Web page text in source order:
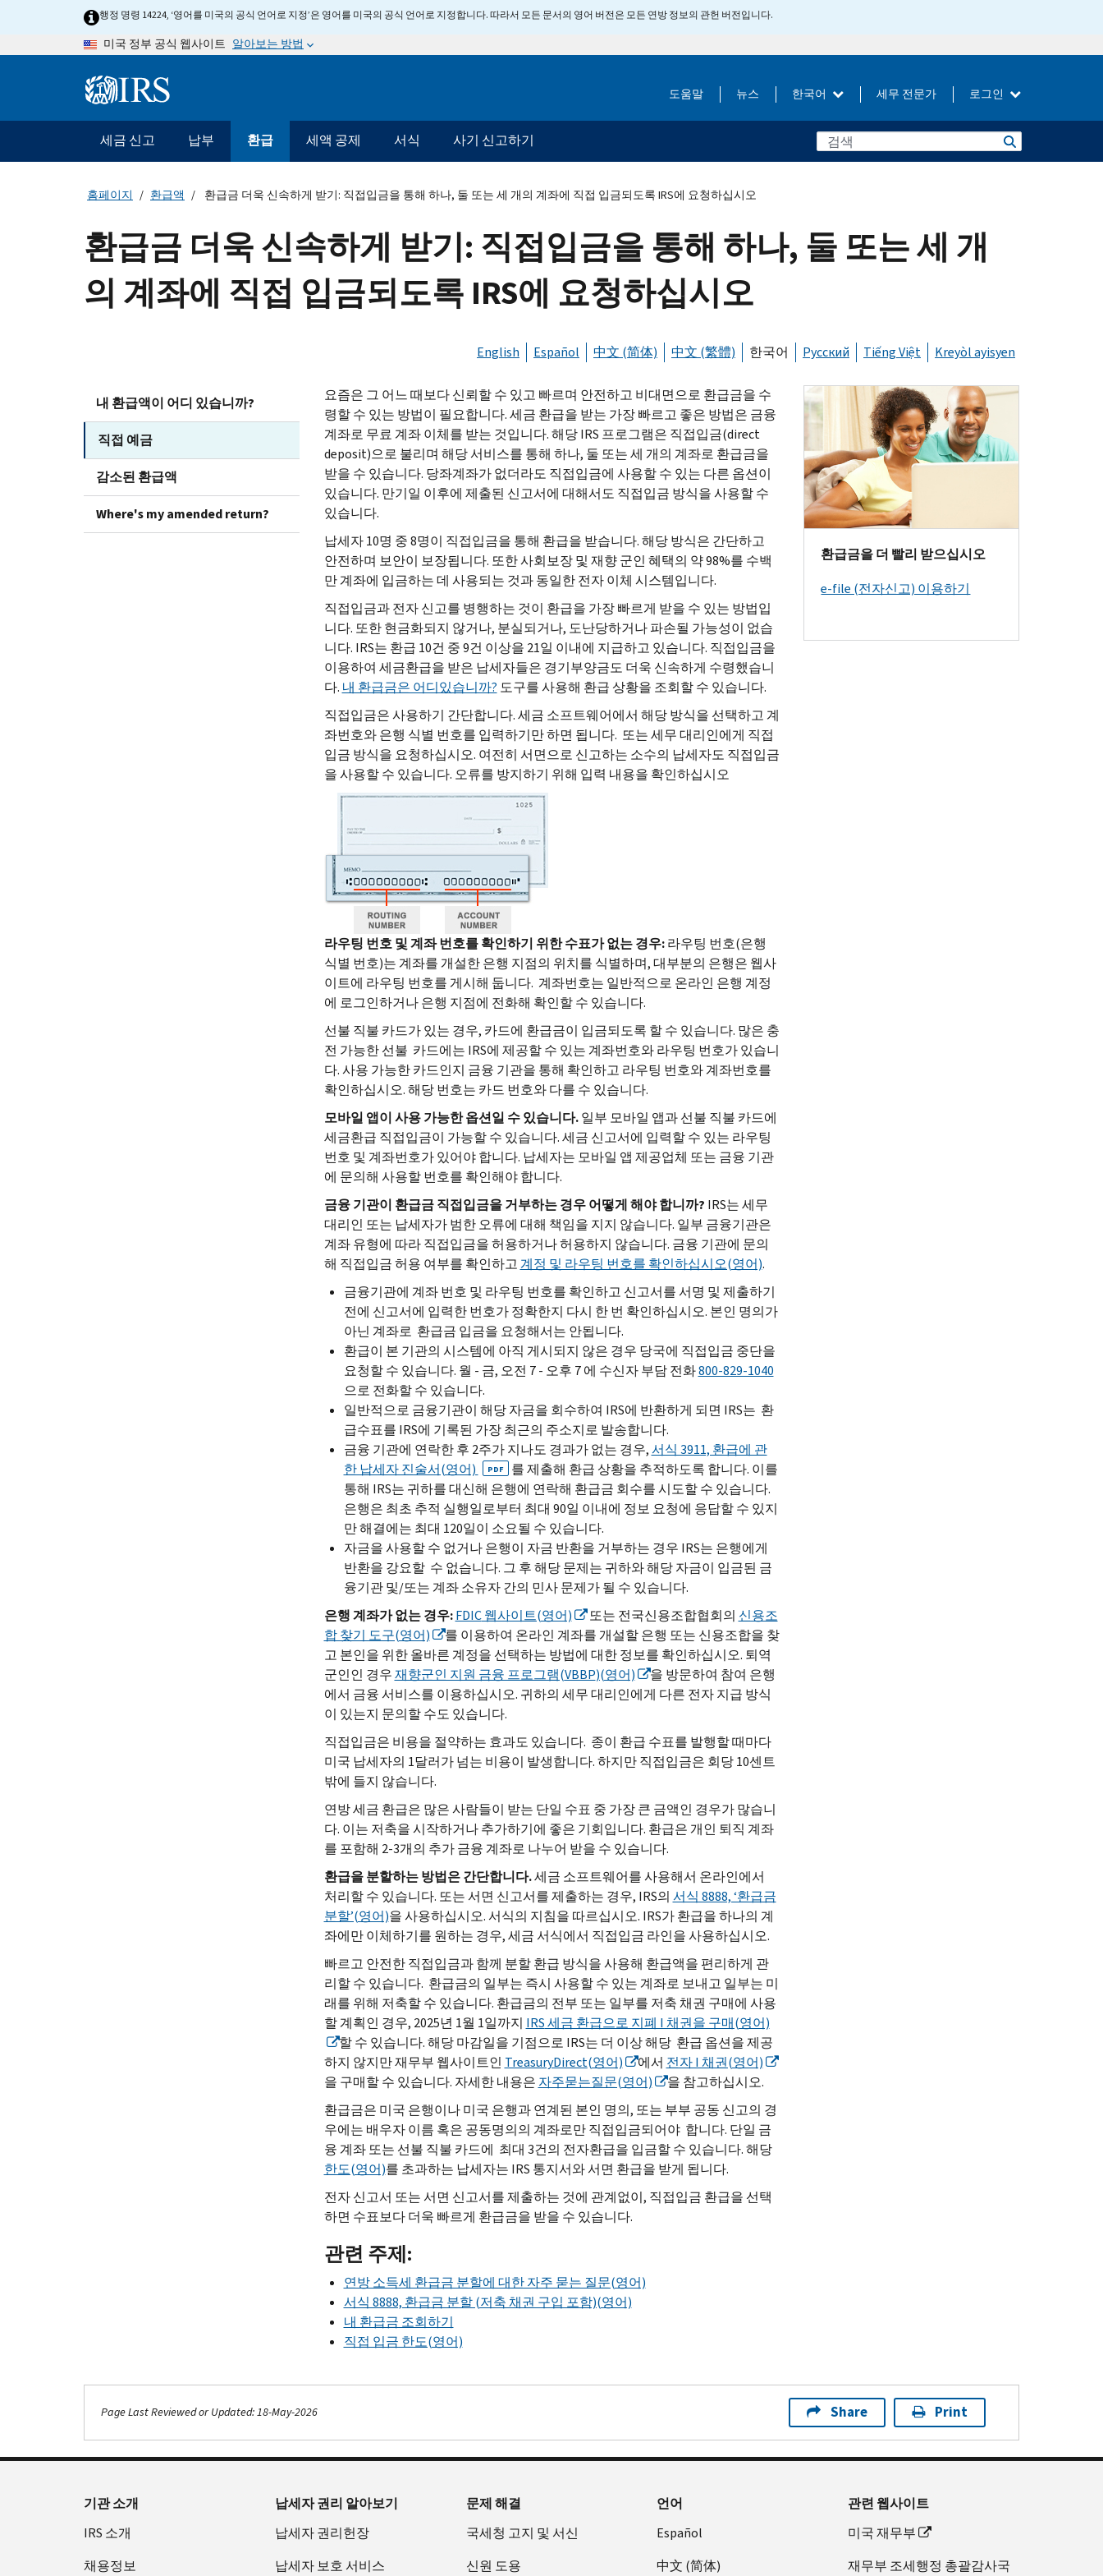
행정 명령 14224, ‘영어를 미국의 공식 언어로 지정’은 영어를 미국의 공식 언어로 지정합니다. 따라서 모든 문서의 영어 버전은 모든 연방 정보의 관헌 버전입니다.
미국 정부 공식 웹사이트 알아보는 방법
Information 도움말 뉴스 한국어 세무 전문가 로그인
메
인
네
게
이
션
바
세금 신고 납부 환급 세액 공제 서식 사기 신고하기
홈페이지 환급액 환급금 더욱 신속하게 받기: 직접입금을 통해 하나, 둘 또는 세 개의 계좌에 직접 입금되도록 IRS에 요청하십시오
환급금 더욱 신속하게 받기: 직접입금을 통해 하나, 둘 또는 세 개
의 계좌에 직접 입금되도록 IRS에 요청하십시오
English Español 中文 (简体) 中文 (繁體) 한국어 Русский Tiếng Việt Kreyòl ayisyen
내 환급액이 어디 있습니까?
직접 예금
감소된 환급액
Where's my amended return?
요즘은 그 어느 때보다 신뢰할 수 있고 빠르며 안전하고 비대면으로 환급금을 수
령할 수 있는 방법이 필요합니다. 세금 환급을 받는 가장 빠르고 좋은 방법은 금융
계좌로 무료 계좌 이체를 받는 것입니다. 해당IRS 프로그램은 직접입금(direct
deposit)으로 불리며 해당 서비스를 통해 하나, 둘 또는 세 개의 계좌로 환급금을
받을 수 있습니다. 당좌계좌가 없더라도 직접입금에 사용할 수 있는 다른 옵션이
있습니다. 만기일 이후에 제출된 신고서에 대해서도 직접입금 방식을 사용할 수
있습니다.
납세자 10명 중 8명이 직접입금을 통해 환급을 받습니다. 해당 방식은 간단하고
안전하며 보안이 보장됩니다. 또한 사회보장 및 재향 군인 혜택의 약 98%를 수백
만 계좌에 입금하는 데 사용되는 것과 동일한 전자 이체 시스템입니다.
직접입금과 전자 신고를 병행하는 것이 환급을 가장 빠르게 받을 수 있는 방법입
니다. 또한 현금화되지 않거나, 분실되거나, 도난당하거나 파손될 가능성이 없습
니다. IRS는 환급 10건 중 9건 이상을 21일 이내에 지급하고 있습니다. 직접입금을
이용하여 세금환급을 받은 납세자들은 경기부양금도 더욱 신속하게 수령했습니
다. 내 환급금은 어디있습니까? 도구를 사용해 환급 상황을 조회할 수 있습니다.
직접입금은 사용하기 간단합니다. 세금 소프트웨어에서 해당 방식을 선택하고 계
좌번호와 은행 식별 번호를 입력하기만 하면 됩니다. 또는 세무 대리인에게 직접
입금 방식을 요청하십시오. 여전히 서면으로 신고하는 소수의 납세자도 직접입금
을 사용할 수 있습니다. 오류를 방지하기 위해 입력 내용을 확인하십시오
라우팅 번호및계좌번호를확인하기 위한수표가없는경우:라우팅 번호(은행
식별 번호)는 계좌를 개설한 은행 지점의 위치를 식별하며, 대부분의 은행은 웹사
이트에 라우팅 번호를 게시해 둡니다. 계좌번호는 일반적으로 온라인 은행 계정
에 로그인하거나 은행 지점에 전화해 확인할 수 있습니다.
선불 직불 카드가 있는 경우, 카드에 환급금이 입금되도록 할 수 있습니다. 많은 충
전 가능한 선불 카드에는 IRS에 제공할 수 있는 계좌번호와 라우팅 번호가 있습니
다. 사용 가능한 카드인지 금융 기관을 통해 확인하고 라우팅 번호와 계좌번호를
확인하십시오. 해당 번호는 카드 번호와 다를 수 있습니다.
모바일 앱이사용가능한옵션일 수있습니다.일부 모바일 앱과 선불 직불 카드에
세금환급 직접입금이 가능할 수 있습니다. 세금 신고서에 입력할 수 있는 라우팅
번호 및 계좌번호가 있어야 합니다. 납세자는 모바일 앱 제공업체 또는 금융 기관
에 문의해 사용할 번호를 확인해야 합니다.
금융기관이 환급금직접입금을거부하는경우어떻게해야합니까? IRS는 세무
대리인 또는 납세자가 범한 오류에 대해 책임을 지지 않습니다. 일부 금융기관은
계좌 유형에 따라 직접입금을 허용하거나 허용하지 않습니다. 금융 기관에 문의
해 직접입금 허용 여부를 확인하고계정 및 라우팅 번호를 확인하십시오(영어).
금융기관에 계좌 번호 및 라우팅 번호를 확인하고 신고서를 서명 및 제출하기
전에 신고서에 입력한 번호가 정확한지 다시 한 번 확인하십시오. 본인 명의가
아닌 계좌로 환급금 입금을 요청해서는 안됩니다.
환급이 본 기관의 시스템에 아직 게시되지 않은 경우 당국에 직접입금 중단을
요청할 수 있습니다. 월 - 금, 오전 7 - 오후 7 에 수신자 부담 전화800-829-1040
으로 전화할 수 있습니다.
일반적으로 금융기관이 해당 자금을 회수하여 IRS에 반환하게 되면 IRS는 환
급수표를 IRS에 기록된 가장 최근의 주소지로 발송합니다.
금융 기관에 연락한 후 2주가 지나도 경과가 없는 경우,서식 3911, 환급에 관
한 납세자 진술서(영어)
PDF
를 제출해 환급 상황을 추적하도록 합니다. 이를
통해 IRS는 귀하를 대신해 은행에 연락해 환급금 회수를 시도할 수 있습니다.
은행은 최초 추적 실행일로부터 최대 90일 이내에 정보 요청에 응답할 수 있지
만 해결에는 최대 120일이 소요될 수 있습니다.
자금을 사용할 수 없거나 은행이 자금 반환을 거부하는 경우 IRS는 은행에게
반환을 강요할 수 없습니다. 그 후 해당 문제는 귀하와 해당 자금이 입금된 금
융기관 및/또는 계좌 소유자 간의 민사 문제가 될 수 있습니다.
은행계좌가없는경우:FDIC웹사이트(영어) 또는 전국신용조합협회의 신용조
합 찾기 도구(영어)
를 이용하여 온라인 계좌를 개설할 은행 또는 신용조합을 찾
고 본인을 위한 올바른 계정을 선택하는 방법에 대한 정보를 확인하십시오. 퇴역
군인인 경우재향군인 지원 금융 프로그램(VBBP)(영어)
을 방문하여 참여 은행
에서 금융 서비스를 이용하십시오. 귀하의 세무 대리인에게 다른 전자 지급 방식
이 있는지 문의할 수도 있습니다.
직접입금은 비용을 절약하는 효과도 있습니다. 종이 환급 수표를 발행할 때마다
미국 납세자의 1달러가 넘는 비용이 발생합니다. 하지만 직접입금은 회당 10센트
밖에 들지 않습니다.
연방 세금 환급은 많은 사람들이 받는 단일 수표 중 가장 큰 금액인 경우가 많습니
다. 이는 저축을 시작하거나 추가하기에 좋은 기회입니다. 환급은 개인 퇴직 계좌
를 포함해 2-3개의 추가 금융 계좌로 나누어 받을 수 있습니다.
환급을분할하는방법은간단합니다.세금 소프트웨어를 사용해서 온라인에서
처리할 수 있습니다. 또는 서면 신고서를 제출하는 경우, IRS의 서식 8888, ‘환급금
분할’(영어)을 사용하십시오. 서식의 지침을 따르십시오. IRS가 환급을 하나의 계
좌에만 이체하기를 원하는 경우, 세금 서식에서 직접입금 라인을 사용하십시오.
빠르고 안전한 직접입금과 함께 분할 환급 방식을 사용해 환급액을 편리하게 관
리할 수 있습니다. 환급금의 일부는 즉시 사용할 수 있는 계좌로 보내고 일부는 미
래를 위해 저축할 수 있습니다. 환급금의 전부 또는 일부를 저축 채권 구매에 사용
할 계획인 경우, 2025년 1월 1일까지 IRS세금 환급으로 지폐 I 채권을 구매(영어)
할 수 있습니다. 해당 마감일을 기점으로 IRS는 더 이상 해당 환급 옵션을 제공
하지 않지만 재무부 웹사이트인 TreasuryDirect(영어) 에서 전자 I 채권(영어)
을 구매할 수 있습니다. 자세한 내용은 자주묻는질문(영어)
을 참고하십시오.
환급금은 미국 은행이나 미국 은행과 연계된 본인 명의, 또는 부부 공동 신고의 경
우에는 배우자 이름 혹은 공동명의의 계좌로만 직접입금되어야 합니다. 단일 금
융 계좌 또는 선불 직불 카드에 최대 3건의 전자환급을 입금할 수 있습니다. 해당
한도(영어)를 초과하는 납세자는 IRS 통지서와 서면 환급을 받게 됩니다.
전자 신고서 또는 서면 신고서를 제출하는 것에 관계없이, 직접입금 환급을 선택
하면 수표보다 더욱 빠르게 환급금을 받을 수 있습니다.
관련 주제:
연방 소득세 환급금 분할에 대한 자주 묻는 질문(영어)
서식 8888, 환급금 분할 (저축 채권 구입 포함)(영어)
내 환급금 조회하기
직접 입금 한도(영어)
환급금을 더 빨리 받으십시오
e-file (전자신고) 이용하기
Page Last Reviewed or Updated: 18-May-2026 Share Print
기관 소개
IRS 소개
채용정보
납세자 권리 알아보기
납세자 권리헌장
납세자 보호 서비스
문제 해결
국세청 고지 및 서신
신원 도용
언어
Español
中文 (简体)
관련 웹사이트
미국 재무부
재무부 조세행정 총괄감사국